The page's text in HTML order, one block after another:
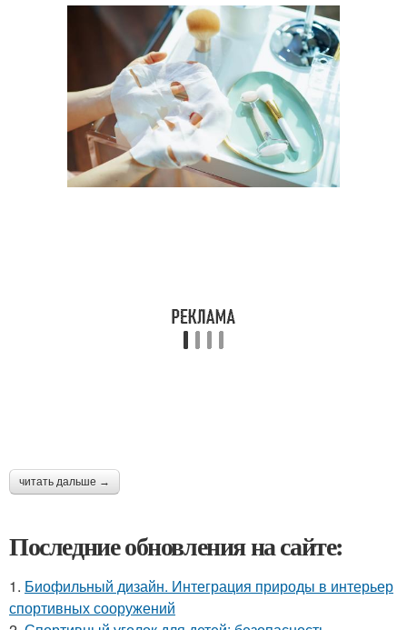
читать дальше →
Последние обновления на сайте:
1. Биофильный дизайн. Интеграция природы в интерьер
спортивных сооружений